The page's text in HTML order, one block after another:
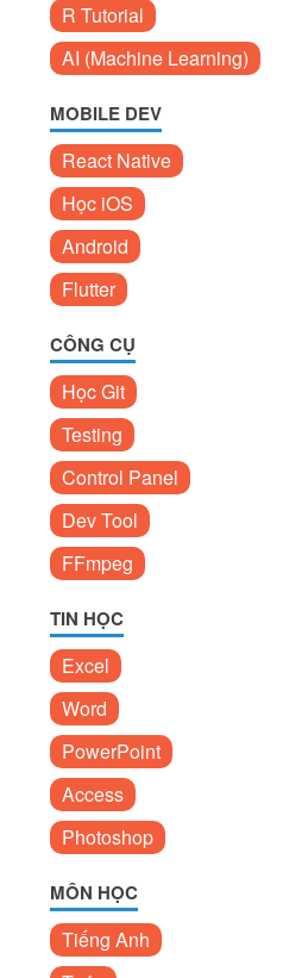
R Tutorial
AI (Machine Learning)
MOBILE DEV
React Native
Học iOS
Android
Flutter
CÔNG CỤ
Học Git
Testing
Control Panel
Dev Tool
FFmpeg
TIN HỌC
Excel
Word
PowerPoint
Access
Photoshop
MÔN HỌC
Tiếng Anh